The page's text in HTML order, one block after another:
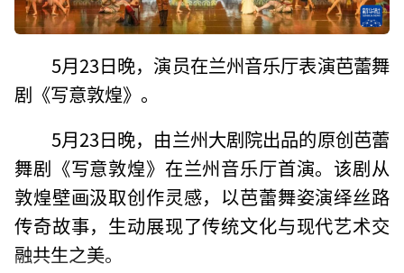
5月23日晚，演员在兰州音乐厅表演芭蕾舞
剧《写意敦煌》。
5月23日晚，由兰州大剧院出品的原创芭蕾
舞剧《写意敦煌》在兰州音乐厅首演。该剧从
敦煌壁画汲取创作灵感，以芭蕾舞姿演绎丝路
传奇故事，生动展现了传统文化与现代艺术交
融共生之美。